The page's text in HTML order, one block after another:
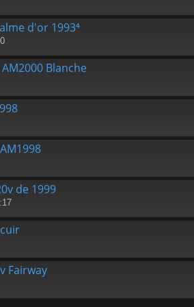
d'or 1993⁴
Blanche
de 1999
Fairway